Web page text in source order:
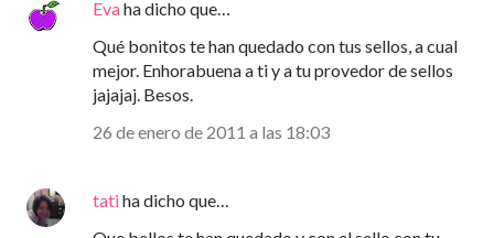
Evaha dicho que…
Qué bonitos te han quedado con tus sellos, a cual
mejor. Enhorabuena a ti y a tu provedor de sellos
jajajaj. Besos.
26 de enero de 2011 a las 18:03
tatiha dicho que…